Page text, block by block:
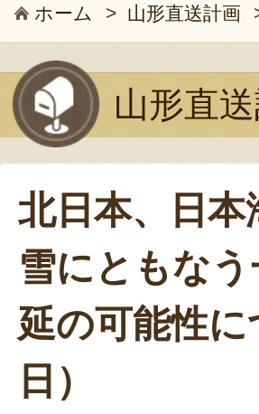
ホーム > 山形直送計画
山形直
北日本、日
雪にともな
延の可能性
日）